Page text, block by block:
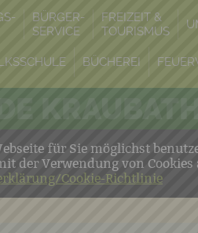
BÜRGER-
SERVICE
FREIZEIT &
TOURISMUS
BÜCHEREI
für Sie möglichst
der Verwendung von
Cookie-Richtlinie